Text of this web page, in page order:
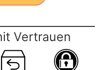
Vertrauen